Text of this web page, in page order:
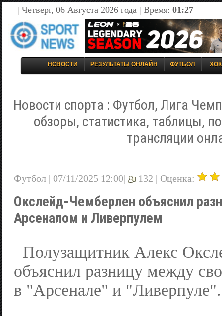
| Четверг, 06 Августа 2026 года | Время: 01:27
НОВОСТИ РЕЗУЛЬТАТЫ ОНЛАЙН ФУТБОЛ
Новости спорта : Футбол, Лига
обзоры, статистика, таблицы,
трансляции
Футбол | 07/11/2025 12:00| 132 | Оценка:
Окслейд-Чемберлен объяснил
Арсеналом и Ливерпулем
Полузащитник Алекс
объяснил разницу между
в "Арсенале" и "Ливерпуле".